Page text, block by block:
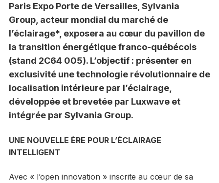
Paris Expo Porte de Versailles, Sylvania
Group, acteur mondial du marché de
l’éclairage*, exposera au cœur du pavillon de
la transition énergétique franco-québécois
(stand 2C64 005). L’objectif : présenter en
exclusivité une technologie révolutionnaire de
localisation intérieure par l’éclairage,
développée et brevetée par Luxwave et
intégrée par Sylvania Group.
UNE NOUVELLE ÈRE POUR L’ÉCLAIRAGE
INTELLIGENT
Avec « l’open innovation » inscrite au cœur de sa